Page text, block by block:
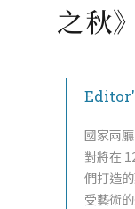
之秋》
國家兩
對將在
們打造
受藝術